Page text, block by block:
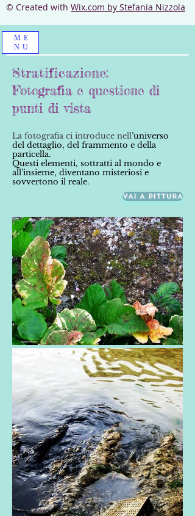
© Created with Wix.com by Stefania Nizzola
ME
NU
Stratificazione:
Fotografia e questione di
punti di vista
La fotografia ci introduce nell’universo
del dettaglio, del frammento e della
particella.
Questi elementi, sottratti al mondo e
all’insieme, diventano misteriosi e
sovvertono il reale.
VAI A PITTURA